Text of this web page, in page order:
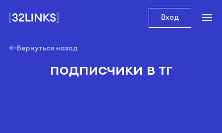
Вход
Вернуться назад
подписчики в тг